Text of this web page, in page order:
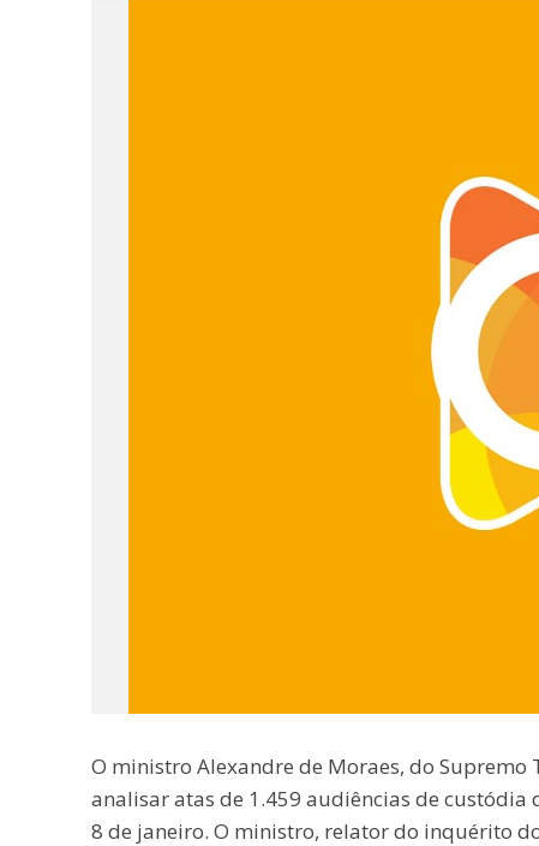
O ministro Alexandre de Moraes, do Supremo
analisar atas de 1.459 audiências de
8 de janeiro. O ministro, relator do inquérito